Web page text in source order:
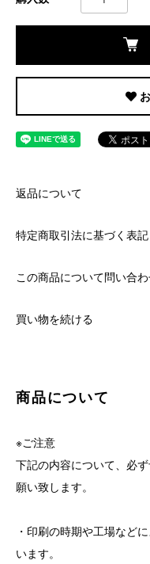
返品について
特定商取引法に基づく表記
この商品について問い合
買い物を続ける
商品について
※ご注意
下記の内容について、必
願い致します。
・印刷の時期や工場など
います。